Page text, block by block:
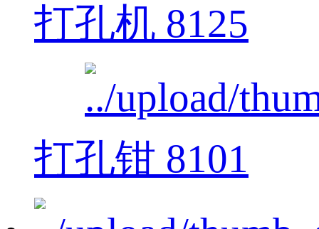
打孔机 8125
打孔钳 8101